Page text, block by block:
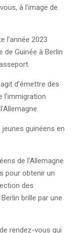
à l’image de
l’année 2023
de Guinée à Berlin
d’émettre des
l’immigration
guinéens en
de l’Allemagne
pour obtenir un
des
brille par une
rendez-vous qui